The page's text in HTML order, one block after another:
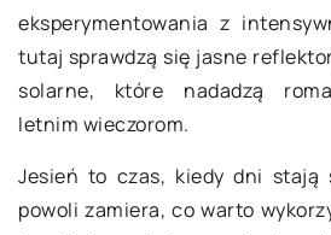
eksperymentowania z
tutaj sprawdzą się jasne
solarne, które nadadzą
letnim wieczorom.
Jesień to czas, kiedy dni stają
powoli zamiera, co warto